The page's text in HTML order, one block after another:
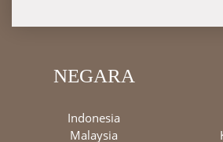
NEGARA
Indonesia
Malaysia